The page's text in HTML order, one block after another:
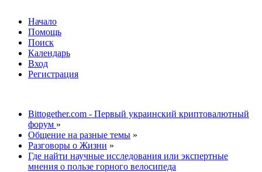
Начало
Помощь
Поиск
Календарь
Вход
Регистрация
Bittogether.com - Первый украинский криптовалютный
форум »
Общение на разные темы »
Разговоры о Жизни »
Где найти научные исследования или экспертные
мнения о пользе горного велосипеда